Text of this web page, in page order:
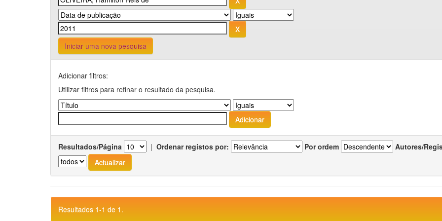
Iniciar uma nova pesquisa
Adicionar filtros:
Utilizar filtros para refinar o resultado da pesquisa.
Resultados/Página | Ordenar registos por: Por ordem Autores/
Resultados 1-1 de 1.